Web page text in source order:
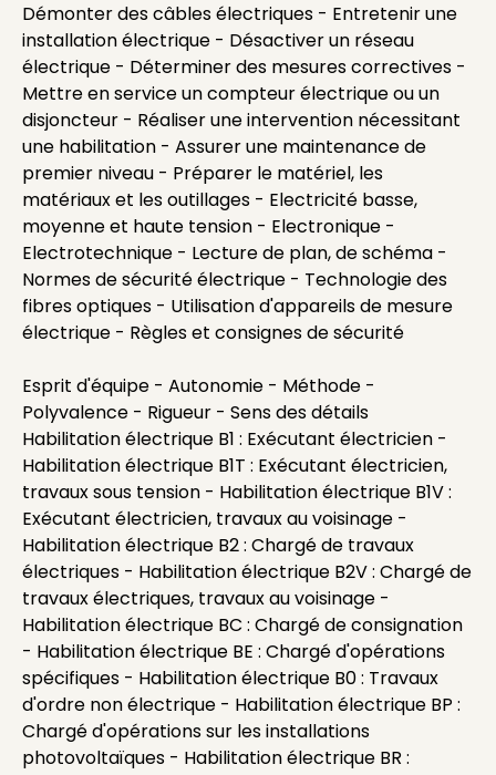
Démonter des câbles électriques - Entretenir une
installation électrique - Désactiver un réseau
électrique - Déterminer des mesures correctives -
Mettre en service un compteur électrique ou un
disjoncteur - Réaliser une intervention nécessitant
une habilitation - Assurer une maintenance de
premier niveau - Préparer le matériel, les
matériaux et les outillages - Electricité basse,
moyenne et haute tension - Electronique -
Electrotechnique - Lecture de plan, de schéma -
Normes de sécurité électrique - Technologie des
fibres optiques - Utilisation d'appareils de mesure
électrique - Règles et consignes de sécurité
Esprit d'équipe - Autonomie - Méthode -
Polyvalence - Rigueur - Sens des détails
Habilitation électrique B1 : Exécutant électricien -
Habilitation électrique B1T : Exécutant électricien,
travaux sous tension - Habilitation électrique B1V :
Exécutant électricien, travaux au voisinage -
Habilitation électrique B2 : Chargé de travaux
électriques - Habilitation électrique B2V : Chargé de
travaux électriques, travaux au voisinage -
Habilitation électrique BC : Chargé de consignation
- Habilitation électrique BE : Chargé d'opérations
spécifiques - Habilitation électrique B0 : Travaux
d'ordre non électrique - Habilitation électrique BP :
Chargé d'opérations sur les installations
photovoltaïques - Habilitation électrique BR :